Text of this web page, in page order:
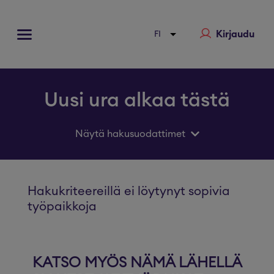
Kirjaudu
Uusi ura alkaa tästä
Näytä hakusuodattimet
Hakukriteereillä ei löytynyt sopivia
työpaikkoja
KATSO MYÖS NÄMÄ LÄHELLÄ